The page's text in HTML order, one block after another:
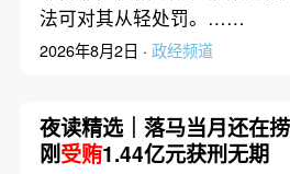
法可对其从轻处罚。……
2026年8月2日 · 政经频道
夜读精选｜落马当月还在
刚受贿1.44亿元获刑无期